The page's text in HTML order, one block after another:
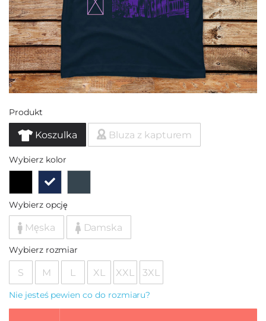
Produkt
Koszulka Bluza z kapturem
Wybierz kolor
Wybierz opcję
Męska Damska
Wybierz rozmiar
S M L XL XXL 3XL
Nie jesteś pewien co do rozmiaru?